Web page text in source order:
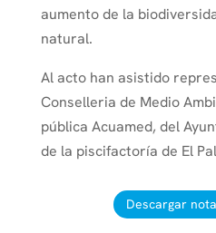
aumento de la
natural.
Al acto han asistido
Conselleria de Medio
pública Acuamed, del
de la piscifactoría de El
Descargar